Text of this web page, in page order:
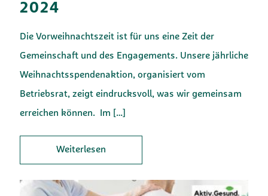
2024
Die Vorweihnachtszeit ist für uns eine Zeit der
Gemeinschaft und des Engagements. Unsere jährliche
Weihnachtsspendenaktion, organisiert vom
Betriebsrat, zeigt eindrucksvoll, was wir gemeinsam
erreichen können. Im […]
Weiterlesen